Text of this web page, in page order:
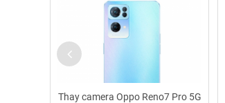
Thay camera Oppo Reno7 Pro 5G